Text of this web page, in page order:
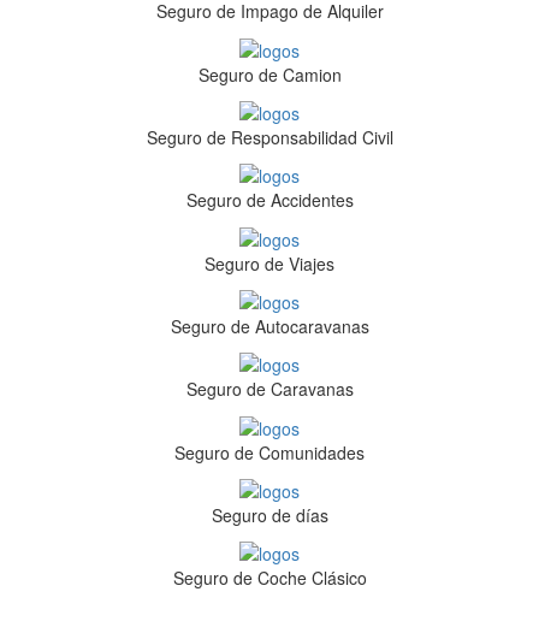
Seguro de Impago de Alquiler
Seguro de Camion
Seguro de Responsabilidad Civil
Seguro de Accidentes
Seguro de Viajes
Seguro de Autocaravanas
Seguro de Caravanas
Seguro de Comunidades
Seguro de días
Seguro de Coche Clásico